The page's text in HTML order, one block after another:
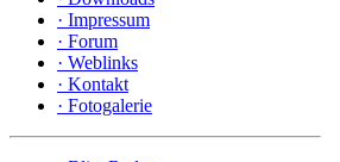
· Impressum
· Forum
· Weblinks
· Kontakt
· Fotogalerie